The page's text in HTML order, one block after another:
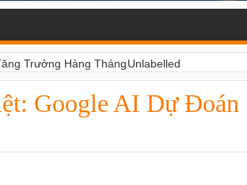
Unlabelled
Trưởng Hàng Tháng
Google AI Dự Đoán